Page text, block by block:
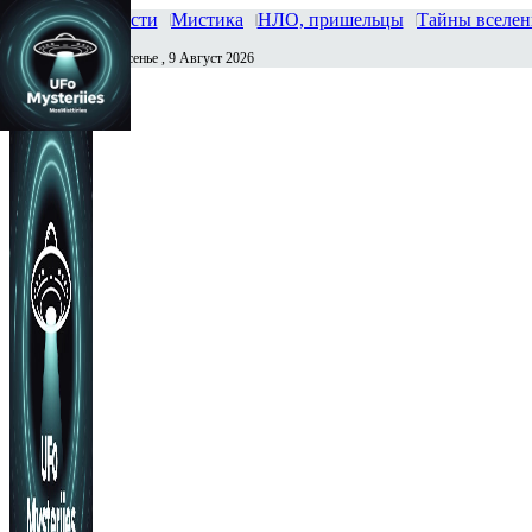
Главная Новости Мистика НЛО, пришельцы Тайны
Сегодня Воскресенье , 9 Август 2026